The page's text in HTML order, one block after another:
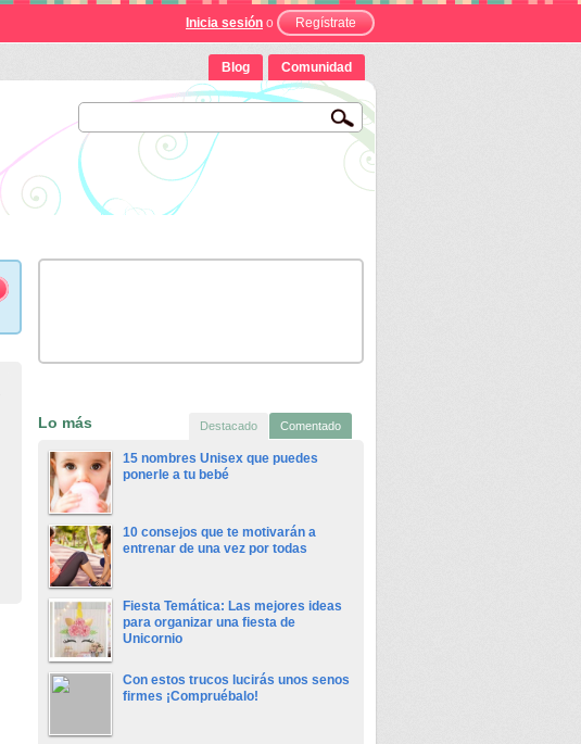
Inicia sesión o Regístrate
Blog Comunidad
Lo más Destacado Comentado
15 nombres Unisex que puedes
ponerle a tu bebé
10 consejos que te motivarán a
entrenar de una vez por todas
Fiesta Temática: Las mejores ideas
para organizar una fiesta de
Unicornio
Con estos trucos lucirás unos senos
firmes ¡Compruébalo!